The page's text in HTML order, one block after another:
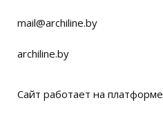
mail@archiline.by
archiline.by
Сайт работает на платформе